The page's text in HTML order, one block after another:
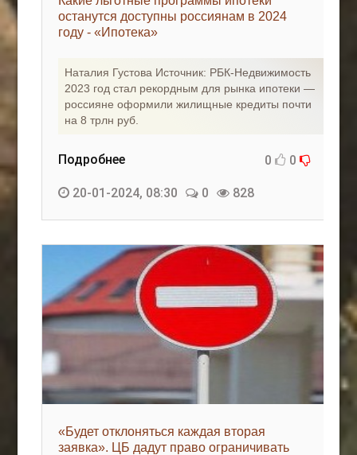
останутся доступны россиянам в 2024
году - «Ипотека»
Наталия Густова Источник: РБК-Недвижимость
2023 год стал рекордным для рынка ипотеки —
россияне оформили жилищные кредиты почти
на 8 трлн руб.
Подробнее 0 0
20-01-2024, 08:30 0 828
«Будет отклоняться каждая вторая
заявка». ЦБ дадут право ограничивать